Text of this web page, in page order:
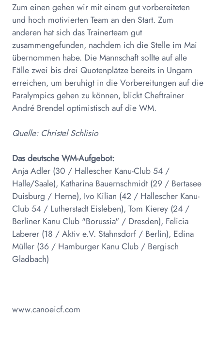
Zum einen gehen wir mit einem gut vorbereiteten
und hoch motivierten Team an den Start. Zum
anderen hat sich das Trainerteam gut
zusammengefunden, nachdem ich die Stelle im Mai
übernommen habe. Die Mannschaft sollte auf alle
Fälle zwei bis drei Quotenplätze bereits in Ungarn
erreichen, um beruhigt in die Vorbereitungen auf die
Paralympics gehen zu können, blickt Cheftrainer
André Brendel optimistisch auf die WM.
Quelle: Christel Schlisio
Das deutsche WM-Aufgebot:
Anja Adler (30 / Hallescher Kanu-Club 54 /
Halle/Saale), Katharina Bauernschmidt (29 / Bertasee
Duisburg / Herne), Ivo Kilian (42 / Hallescher Kanu-
Club 54 / Lutherstadt Eisleben), Tom Kierey (24 /
Berliner Kanu Club "Borussia" / Dresden), Felicia
Laberer (18 / Aktiv e.V. Stahnsdorf / Berlin), Edina
Müller (36 / Hamburger Kanu Club / Bergisch
Gladbach)
www.canoeicf.com